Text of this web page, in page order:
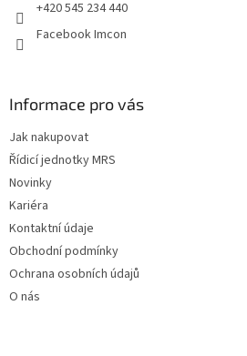
+420 545 234 440
Facebook Imcon
Informace pro vás
Jak nakupovat
Řídicí jednotky MRS
Novinky
Kariéra
Kontaktní údaje
Obchodní podmínky
Ochrana osobních údajů
O nás